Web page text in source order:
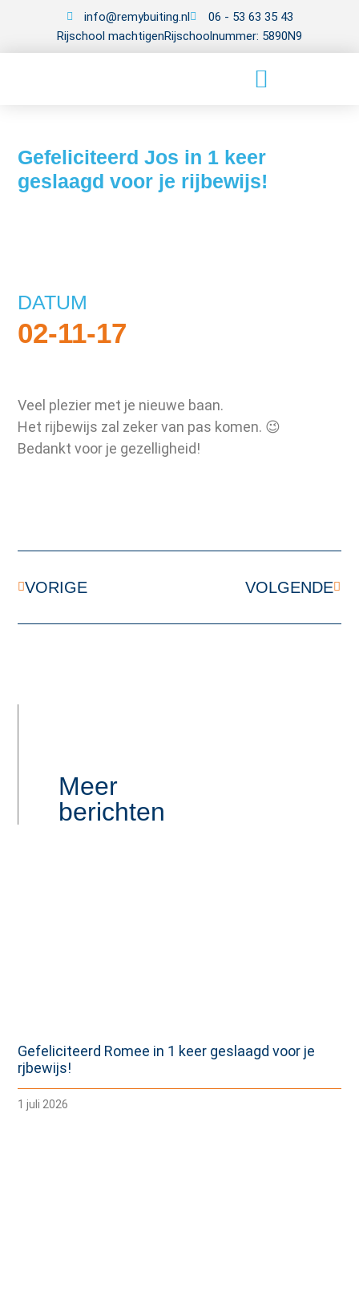
info@remybuiting.nl
06 - 53 63 35 43
Rijschool machtigenRijschoolnummer: 5890N9
Gefeliciteerd Jos in 1 keer
geslaagd voor je rijbewijs!
DATUM
02-11-17
Veel plezier met je nieuwe baan.
Het rijbewijs zal zeker van pas komen. 😉
Bedankt voor je gezelligheid!
VORIGE VOLGENDE
Meer
berichten
Gefeliciteerd Romee in 1 keer geslaagd voor je
rjbewijs!
1 juli 2026